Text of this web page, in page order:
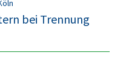
bei Trennung